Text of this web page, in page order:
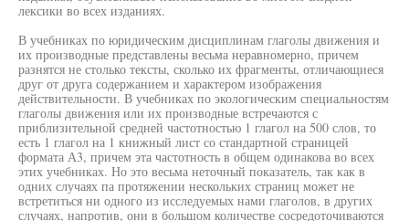
лексики во всех изданиях.
В учебниках по юридическим дисциплинам глаголы движения и
их производные представлены весьма неравномерно, причем
разнятся не столько тексты, сколько их фрагменты, отличающиеся
друг от друга содержанием и характером изображения
действительности. В учебниках по экологическим специальностям
глаголы движения или их производные встречаются с
приблизительной средней частотностью 1 глагол на 500 слов, то
есть 1 глагол на 1 книжный лист со стандартной страницей
формата А3, причем эта частотность в общем одинакова во всех
этих учебниках. Но это весьма неточный показатель, так как в
одних случаях па протяжении нескольких страниц может не
встретиться ни одного из исследуемых нами глаголов, в других
случаях, напротив, они в большом количестве сосредоточиваются